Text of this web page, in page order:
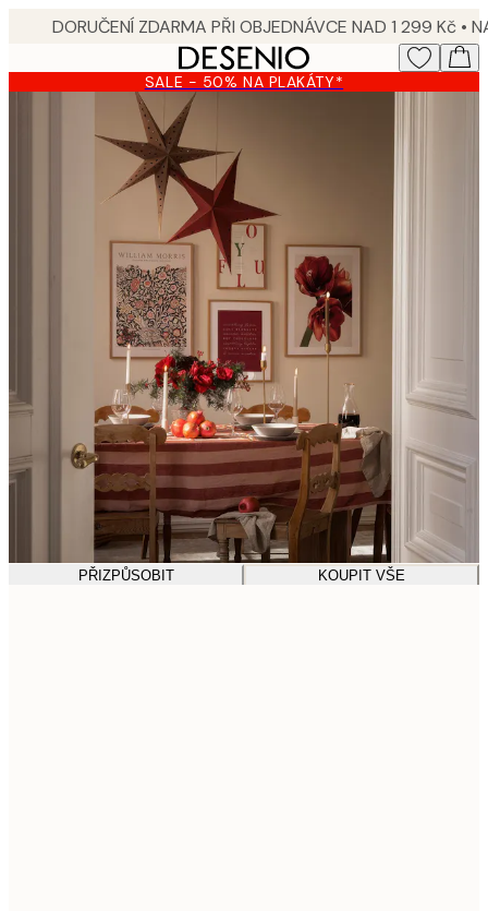
content.
SALE - 50% NA PLAKÁTY*
PŘIZPŮSOBIT KOUPIT VŠE